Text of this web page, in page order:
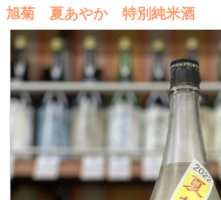
旭菊 夏あやか 特別純米酒